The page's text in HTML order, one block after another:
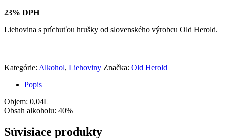
23% DPH
Liehovina s príchuťou hrušky od slovenského výrobcu Old Herold.
Kategórie: Alkohol, Liehoviny Značka: Old Herold
Popis
Objem: 0,04L
Obsah alkoholu: 40%
Súvisiace produkty